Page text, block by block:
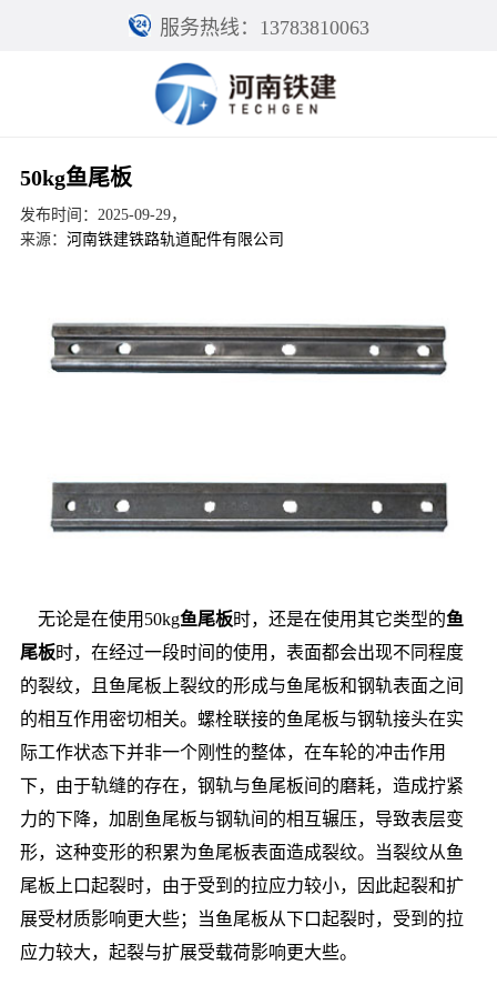
服务热线：13783810063
50kg鱼尾板
发布时间：2025-09-29，
来源： 河南铁建铁路轨道配件有限公司
无论是在使用50kg鱼尾板时，还是在使用其它类型的鱼
尾板时，在经过一段时间的使用，表面都会出现不同程度
的裂纹，且鱼尾板上裂纹的形成与鱼尾板和钢轨表面之间
的相互作用密切相关。螺栓联接的鱼尾板与钢轨接头在实
际工作状态下并非一个刚性的整体，在车轮的冲击作用
下，由于轨缝的存在，钢轨与鱼尾板间的磨耗，造成拧紧
力的下降，加剧鱼尾板与钢轨间的相互辗压，导致表层变
形，这种变形的积累为鱼尾板表面造成裂纹。当裂纹从鱼
尾板上口起裂时，由于受到的拉应力较小，因此起裂和扩
展受材质影响更大些；当鱼尾板从下口起裂时，受到的拉
应力较大，起裂与扩展受载荷影响更大些。